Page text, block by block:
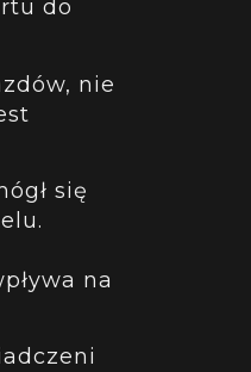
do
nie
się
na